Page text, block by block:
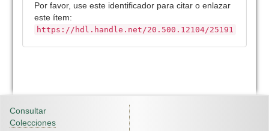
Por favor, use este identificador para citar o enlazar
este ítem:
https://hdl.handle.net/20.500.12104/25191
Consultar
Colecciones